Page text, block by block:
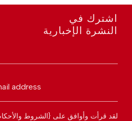
اشترك في
النشرة الإخبارية
address
لقد قرأت وأوافق على {الشروط